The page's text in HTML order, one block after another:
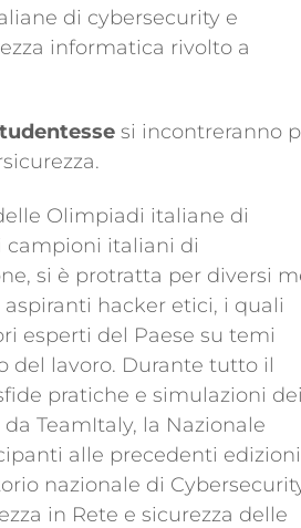
di cybersecurity e
informatica rivolto a
si incontreranno
Olimpiadi italiane di
campioni italiani di
si è protratta per diversi
hacker etici, i quali
esperti del Paese su temi
del lavoro. Durante tutto il
pratiche e simulazioni
TeamItaly, la Nazionale
alle precedenti
nazionale di
in Rete e sicurezza delle